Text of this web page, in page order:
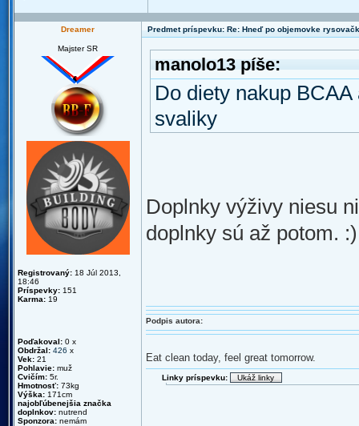
Dreamer Predmet príspevku: Re: Hneď po objemovke
Majster SR
Registrovaný: 18 Júl 2013,
18:46
Príspevky: 151
Karma: 19
Poďakoval: 0 x
Obdržal: 426 x
Vek: 21
Pohlavie: muž
Cvičím: 5r.
Hmotnosť: 73kg
Výška: 171cm
najobľúbenejšia značka
doplnkov: nutrend
Sponzora: nemám
manolo13 píše:
Do diety nakup
svaliky
Doplnky výživy niesu
doplnky sú až potom. :)
Podpis autora:
Eat clean today, feel great tomorrow.
Linky príspevku: